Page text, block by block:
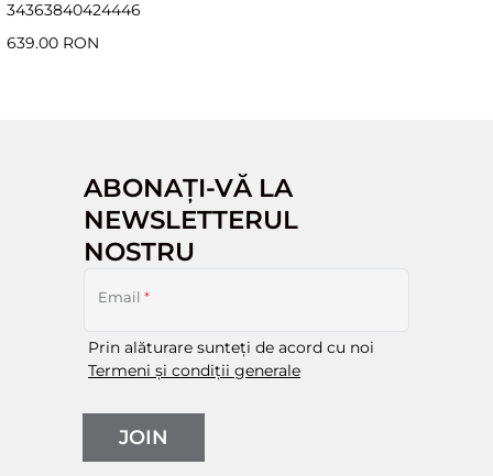
34363840424446
639.00 RON
ABONAȚI-VĂ LA
NEWSLETTERUL
NOSTRU
Email *
Prin alăturare sunteți de acord cu noi
Termeni și condiții generale
JOIN